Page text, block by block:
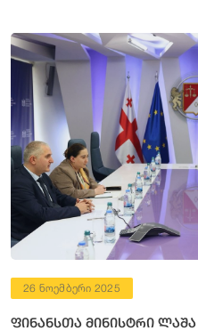
26 ნოემბერი 2025
ფინანსთა მინისტრი